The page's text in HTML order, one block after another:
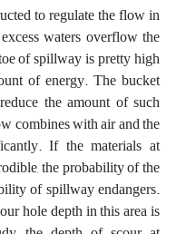
to regulate the flow in
waters overflow the
of spillway is pretty high
of energy. The bucket
the amount of such
combines with air and the
If the materials at
the probability of the
of spillway endangers.
hole depth in this area is